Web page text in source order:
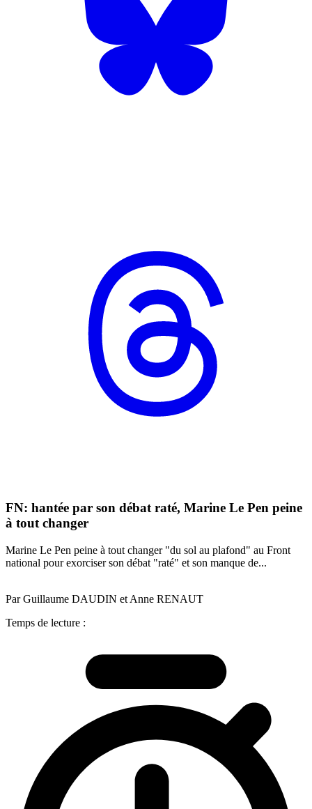
FN: hantée par son débat raté, Marine Le Pen peine
à tout changer
Marine Le Pen peine à tout changer "du sol au plafond" au Front
national pour exorciser son débat "raté" et son manque de...
Par Guillaume DAUDIN et Anne RENAUT
Temps de lecture :